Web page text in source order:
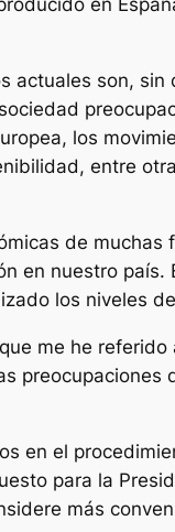
en
actuales son, sin
los
entre
de muchas
en nuestro país.
los niveles
me he
preocupaciones
en el
para la
más